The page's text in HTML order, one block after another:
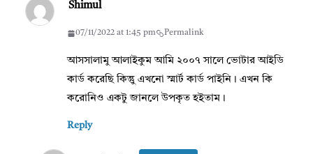
Shimul
07/11/2022 at 1:45 pm Permalink
আসসালামু আলাইকুম আমি ২০০৭ সালে ভোটার আইডি
কার্ড করেছি কিন্তুু এখনো স্মার্ট কার্ড পাইনি। এখন কি
করোনিও একটু জানলে উপকৃত হইতাম।
Reply